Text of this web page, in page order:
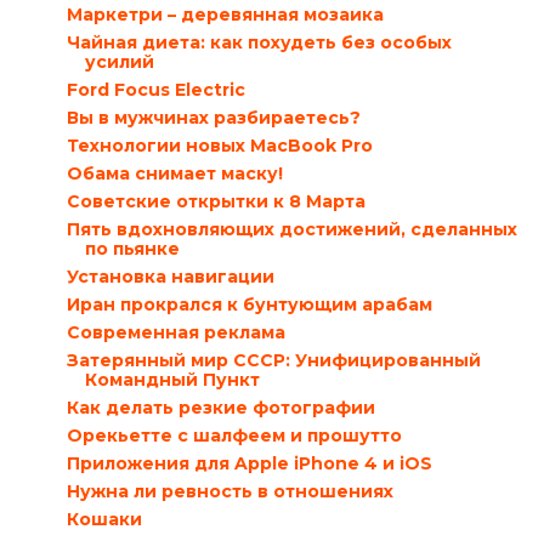
Маркетри – деревянная мозаика
Чайная диета: как похудеть без особых
усилий
Ford Focus Electric
Вы в мужчинах разбираетесь?
Технологии новых MacBook Pro
Обама снимает маску!
Советские открытки к 8 Марта
Пять вдохновляющих достижений, сделанных
по пьянке
Установка навигации
Иран прокрался к бунтующим арабам
Современная реклама
Затерянный мир СССР: Унифицированный
Командный Пункт
Как делать резкие фотографии
Орекьетте с шалфеем и прошутто
Приложения для Apple iPhone 4 и iOS
Нужна ли ревность в отношениях
Кошаки